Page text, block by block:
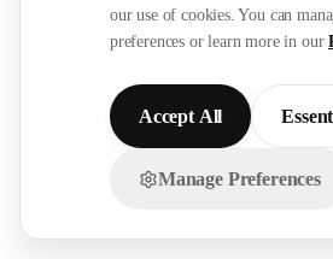
our use of cookies. You can
preferences or learn more in our
Accept All
Manage Preferences